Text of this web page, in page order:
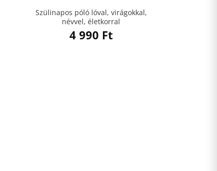
Szülinapos póló lóval, virágokkal,
névvel, életkorral
4 990 Ft